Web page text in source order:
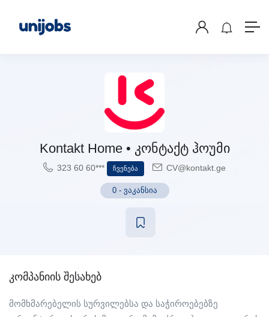
Kontakt Home • კონტაქტ ჰოუმი
323 60 60*** Ჩვენება CV@kontakt.ge
0- ვაკანსია
კომპანიის შესახებ
მომხმარებელის სურვილებსა და საჭიროებებზე